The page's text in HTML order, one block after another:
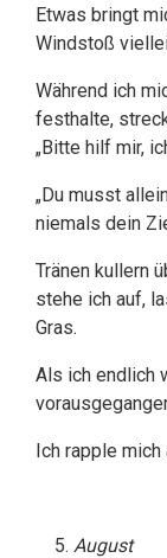
Etwas bringt
Windstoß
Während ich
festhalte,
„Bitte hilf mir,
„Du musst
niemals dein
Tränen kullern
stehe ich auf,
Gras.
Als ich endlich
Ich rapple mich
August